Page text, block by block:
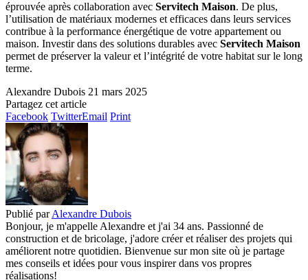
éprouvée après collaboration avec Servitech Maison. De plus,
l’utilisation de matériaux modernes et efficaces dans leurs services
contribue à la performance énergétique de votre appartement ou
maison. Investir dans des solutions durables avec Servitech Maison
permet de préserver la valeur et l’intégrité de votre habitat sur le long
terme.
Alexandre Dubois 21 mars 2025
Partagez cet article
Facebook TwitterEmail Print
Publié par Alexandre Dubois
Bonjour, je m'appelle Alexandre et j'ai 34 ans. Passionné de
construction et de bricolage, j'adore créer et réaliser des projets qui
améliorent notre quotidien. Bienvenue sur mon site où je partage
mes conseils et idées pour vous inspirer dans vos propres
réalisations!